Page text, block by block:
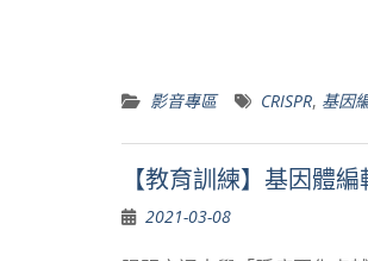
影音專區 CRISPR, 基因
【教育訓練】基因體
2021-03-08